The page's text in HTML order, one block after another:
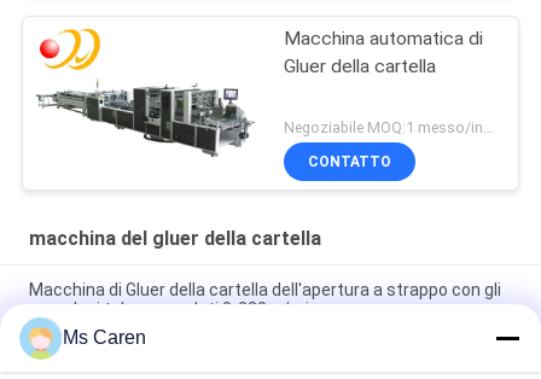
Macchina automatica di
Gluer della cartella
CONTATTO
macchina del gluer della cartella
Macchina di Gluer della cartella dell'apertura a strappo con gli
aeroplani telecomandati 0-220m/min
PRYA-700 Mini Box Folder Gluer Machine F/cartella ondulata
Ms Caren